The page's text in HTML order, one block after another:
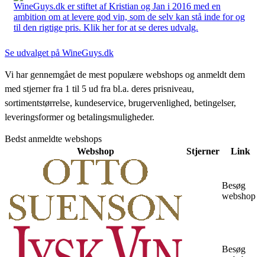
WineGuys.dk er stiftet af Kristian og Jan i 2016 med en
ambition om at levere god vin, som de selv kan stå inde for og
til den rigtige pris. Klik her for at se deres udvalg.
Se udvalget på WineGuys.dk
Vi har gennemgået de mest populære webshops og anmeldt dem
med stjerner fra 1 til 5 ud fra bl.a. deres prisniveau,
sortimentstørrelse, kundeservice, brugervenlighed, betingelser,
leveringsformer og betalingsmuligheder.
Bedst anmeldte webshops
Webshop
Stjerner Link
Besøg
webshop
Besøg